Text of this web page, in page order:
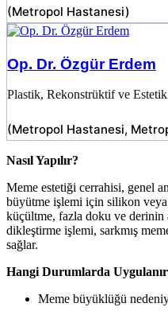
(Metropol Hastanesi)
Op. Dr. Özgür Erdem
Plastik, Rekonstrüktif ve
(Metropol Hastanesi,
Nasıl Yapılır?
Meme estetiği cerrahisi, genel
büyütme işlemi için silikon
küçültme, fazla doku ve derinin
dikleştirme işlemi, sarkmış
sağlar.
Hangi Durumlarda
Meme büyüklüğü